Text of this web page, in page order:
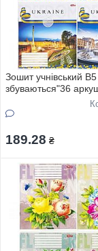
Зошит учнівський В5
збуваються"36
офс "Україна" 3636
189.28 ₴